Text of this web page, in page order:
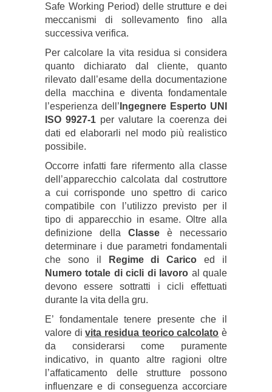
Safe Working Period) delle strutture e dei
meccanismi di sollevamento fino alla
successiva verifica.
Per calcolare la vita residua si considera
quanto dichiarato dal cliente, quanto
rilevato dall’esame della documentazione
della macchina e diventa fondamentale
l’esperienza dell’ Ingegnere Esperto UNI
ISO 9927-1 per valutare la coerenza dei
dati ed elaborarli nel modo più realistico
possibile.
Occorre infatti fare rifermento alla classe
dell’apparecchio calcolata dal costruttore
a cui corrisponde uno spettro di carico
compatibile con l’utilizzo previsto per il
tipo di apparecchio in esame. Oltre alla
definizione della Classe è necessario
determinare i due parametri fondamentali
che sono il
Regime di Carico ed il
Numero totale di cicli di lavoro al quale
devono essere sottratti i cicli effettuati
durante la vita della gru.
E’ fondamentale tenere presente che il
valore divita residua teorico calcolato è
da considerarsi come puramente
indicativo, in quanto altre ragioni oltre
l’affaticamento delle strutture possono
influenzare e di conseguenza accorciare